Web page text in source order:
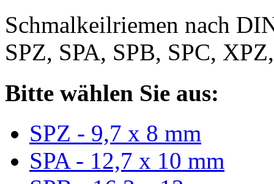
Schmalkeilriemen nach
SPZ, SPA, SPB, SPC,
Bitte wählen Sie aus:
SPZ - 9,7 x 8 mm
SPA - 12,7 x 10 mm